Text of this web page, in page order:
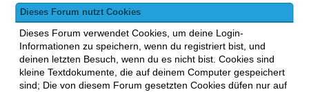
Dieses Forum nutzt Cookies
Dieses Forum verwendet Cookies, um deine Login-
Informationen zu speichern, wenn du registriert bist, und
deinen letzten Besuch, wenn du es nicht bist. Cookies sind
kleine Textdokumente, die auf deinem Computer gespeichert
sind; Die von diesem Forum gesetzten Cookies düfen nur auf